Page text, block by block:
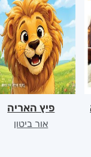
פיץ האריה
אור ביטון